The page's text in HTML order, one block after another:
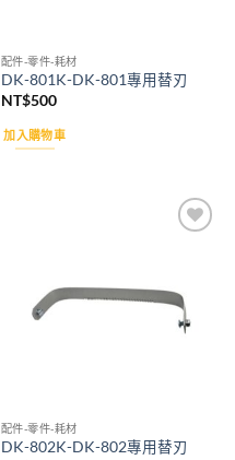
配件-零件-耗材
DK-801K-DK-801專用替刃
NT$500
加入購物車
配件-零件-耗材
DK-802K-DK-802專用替刃